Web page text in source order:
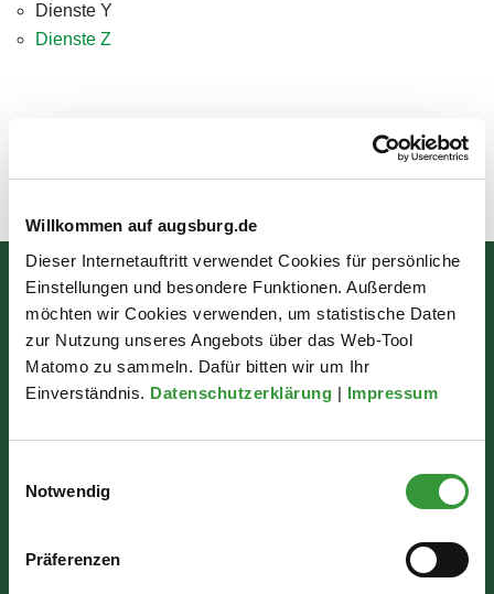
Willkommen auf augsburg.de
Dieser Internetauftritt verwendet Cookies für persönliche
Einstellungen und besondere Funktionen. Außerdem
möchten wir Cookies verwenden, um statistische Daten
zur Nutzung unseres Angebots über das Web-Tool
Matomo zu sammeln. Dafür bitten wir um Ihr
Einverständnis. Datenschutzerklärung | Impressum
Notwendig
Präferenzen
Dienste Y
Dienste Z
Bürgerinformation
Rathausplatz 1
86150 Augsburg
Mo - Mi: 07:30 - 16:30 Uhr